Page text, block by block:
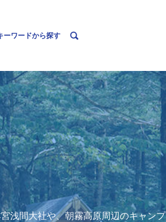
ーワードから探す
浅間大社や、朝霧高原周辺のキャンプ